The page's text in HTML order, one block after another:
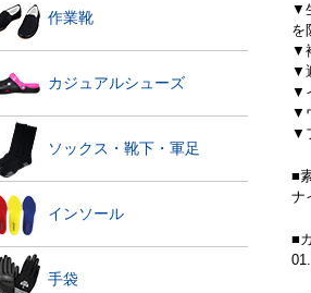
作業靴
カジュアルシューズ
ソックス・靴下・軍足
インソール
手袋
▼
を
▼
▼
▼
▼
▼
■
ナ
■